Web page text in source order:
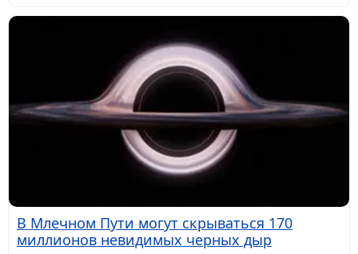
В Млечном Пути могут скрываться 170
миллионов невидимых черных дыр